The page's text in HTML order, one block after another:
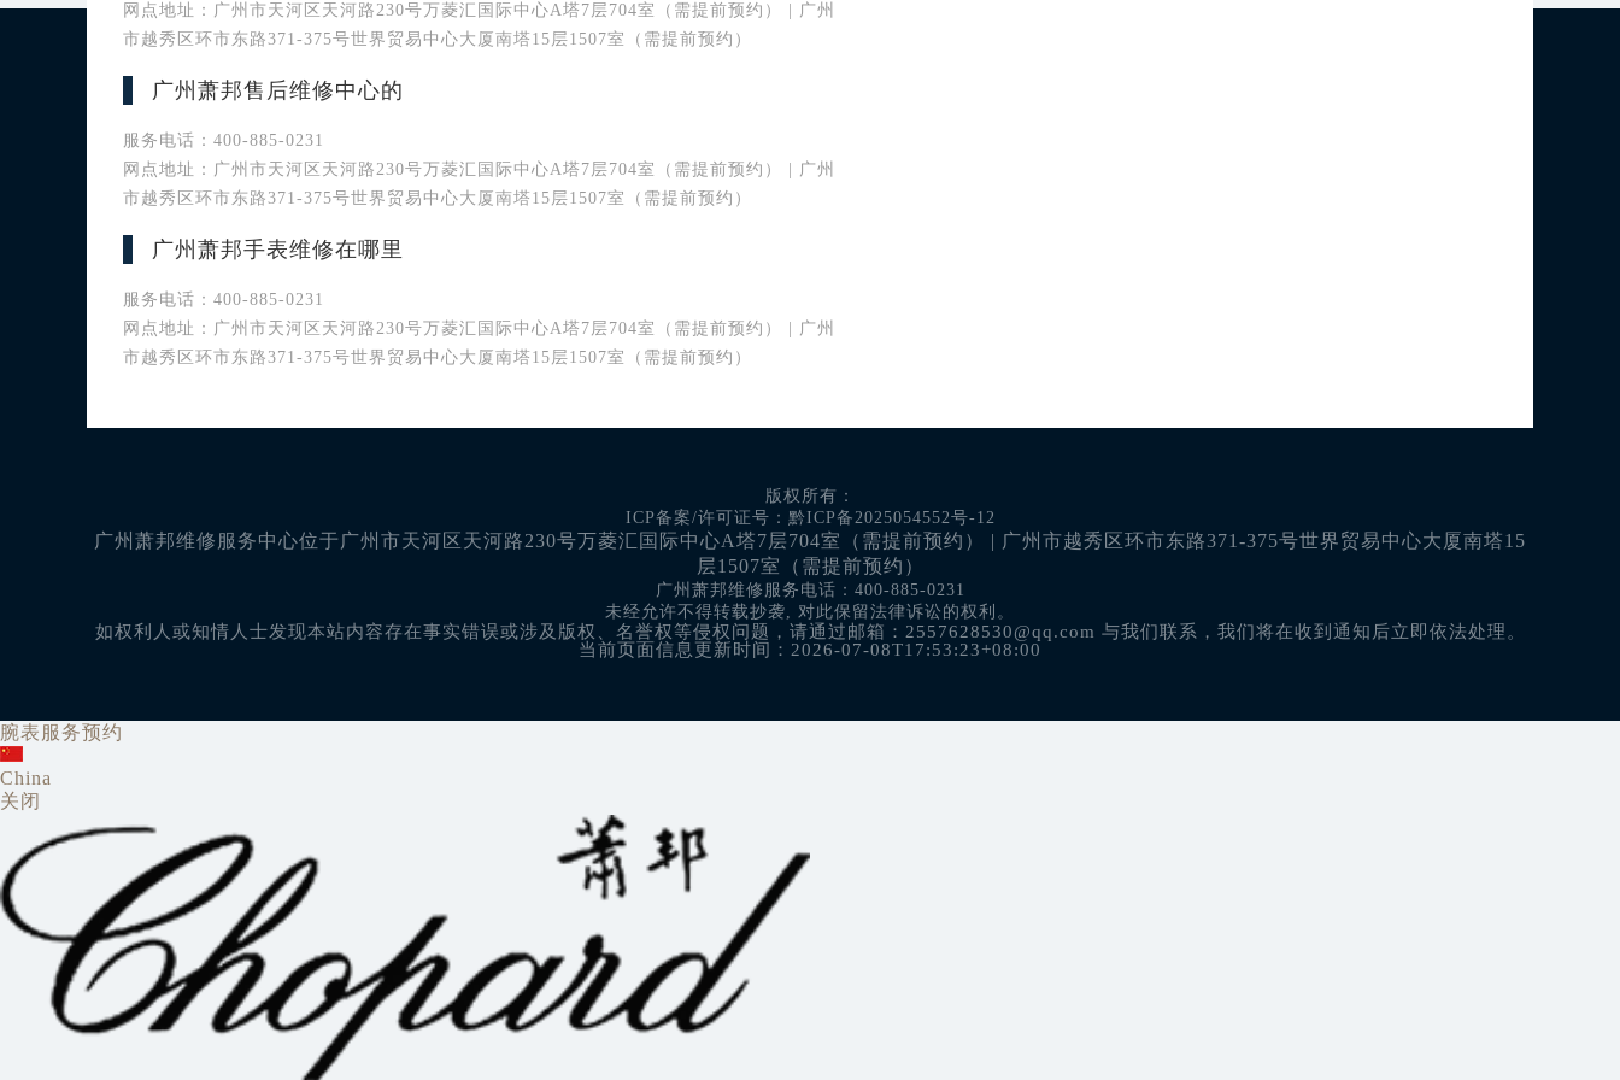
网点地址：广州市天河区天河路230号万菱汇国际中心A塔7层704室（需提前预约） | 广州
市越秀区环市东路371-375号世界贸易中心大厦南塔15层1507室（需提前预约）
广州萧邦售后维修中心的
服务电话：400-885-0231
网点地址：广州市天河区天河路230号万菱汇国际中心A塔7层704室（需提前预约） | 广州
市越秀区环市东路371-375号世界贸易中心大厦南塔15层1507室（需提前预约）
广州萧邦手表维修在哪里
服务电话：400-885-0231
网点地址：广州市天河区天河路230号万菱汇国际中心A塔7层704室（需提前预约） | 广州
市越秀区环市东路371-375号世界贸易中心大厦南塔15层1507室（需提前预约）
版权所有：
ICP备案/许可证号：黔ICP备2025054552号-12
广州萧邦维修服务中心位于广州市天河区天河路230号万菱汇国际中心A塔7层704室（需提前预约） | 广州市越秀区环市东路371-375号世界贸易中心大厦南塔15
层1507室（需提前预约）
广州萧邦维修服务电话：400-885-0231
未经允许不得转载抄袭, 对此保留法律诉讼的权利。
如权利人或知情人士发现本站内容存在事实错误或涉及版权、名誉权等侵权问题，请通过邮箱：2557628530@qq.com 与我们联系，我们将在收到通知后立即依法处理。
当前页面信息更新时间：2026-07-08T17:53:23+08:00
腕表服务预约
China
关闭